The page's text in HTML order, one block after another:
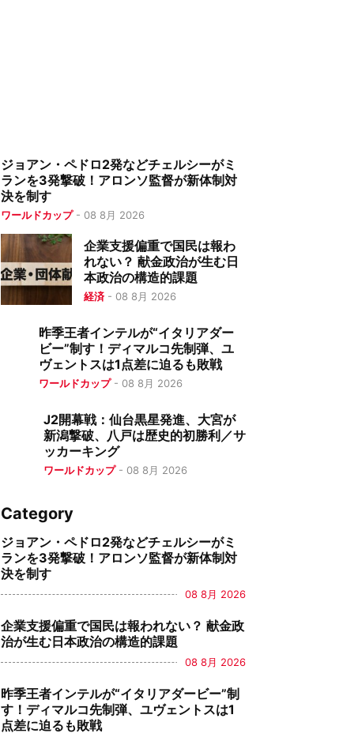
ジョアン・ペドロ2発などチェルシーがミ
ランを3発撃破！アロンソ監督が新体制対
決を制す
ワールドカップ- 08 8月 2026
企業支援偏重で国民は報わ
れない？ 献金政治が生む日
本政治の構造的課題
経済 - 08 8月 2026
昨季王者インテルが“イタリアダー
ビー”制す！ディマルコ先制弾、ユ
ヴェントスは1点差に迫るも敗戦
ワールドカップ- 08 8月 2026
J2開幕戦：仙台黒星発進、大宮が
新潟撃破、八戸は歴史的初勝利／サ
ッカーキング
ワールドカップ- 08 8月 2026
Category
ジョアン・ペドロ2発などチェルシーがミ
ランを3発撃破！アロンソ監督が新体制対
決を制す
08 8月 2026
企業支援偏重で国民は報われない？ 献金政
治が生む日本政治の構造的課題
08 8月 2026
昨季王者インテルが“イタリアダービー”制
す！ディマルコ先制弾、ユヴェントスは1
点差に迫るも敗戦